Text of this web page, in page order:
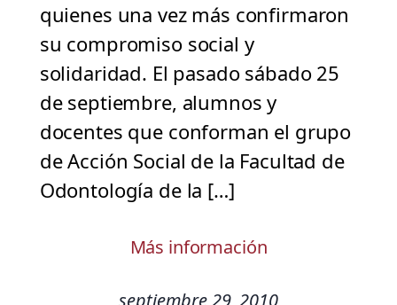
quienes una vez más confirmaron
su compromiso social y
solidaridad. El pasado sábado 25
de septiembre, alumnos y
docentes que conforman el grupo
de Acción Social de la Facultad de
Odontología de la […]
Más información
septiembre 29, 2010